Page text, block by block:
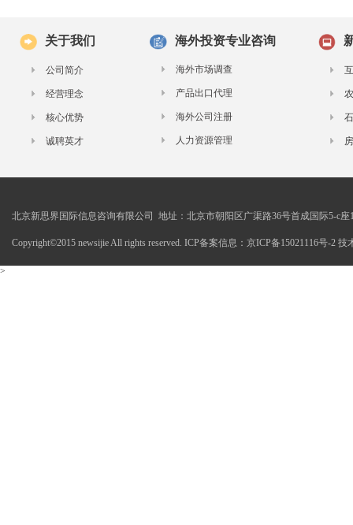
关于我们
公司简介
经营理念
核心优势
诚聘英才
海外投资专业咨询
海外市场调查
产品出口代理
海外公司注册
人力资源管理
北京新思界国际信息咨询有限公司 地址：北京市朝阳区广渠路36号首成国际5-c座
Copyright©2015 newsijie All rights reserved. ICP备案信息：京ICP备15021116号-2 技
>